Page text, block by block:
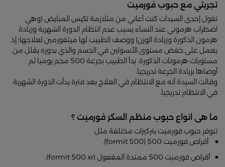
تجربتي مع حبوب فورميت
تقول إحدى السيدات كنت أعاني من متلازمة تكيس المبايض (وهي
اضطراب هرموني عند النساء يسبب عدم انتظام الدورة الشهرية وزيادة
هرمون الذكورة وزيادة الوزن) ووصف الطبيب لها ميتفورمين لعلاجها؛ إذ
يعمل على خفض مستوى الأنسولين في الجسم والذي بدوره يقلل من
مستويات هرمونات الذكورة. بدأ الطبيب بجرعة 500 مجم يوميا ثم
أوصاها بزيادة الجرعة تدريجيا.
وقالت السيدة أنه مع الانتظام في العلاج بعد فترة بدأت الدورة الشهرية
في الانتظام تدريجيا.
ما هى انواع حبوب منظم السكر فورميت ؟
تنوفر حبوب فورميت بتركيزات مختلفة مثل
أقراص فورميت 500 (formit 500).
أقراص فورميت 500 ممتدة المفعول (formit 500 xr).